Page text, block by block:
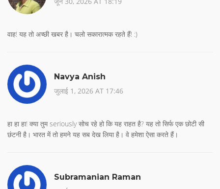
वाह! यह तो अच्छी खबर है। चलो सकारात्मक रहते हैं! :)
Navya Anish
जुलाई 1, 2026 AT 17:46
हा हा हा! क्या तुम seriously सोच रहे हो कि यह राहत है? यह तो सिर्फ एक छोटी सी
छंटनी है। भारत में तो हमने यह सब देख लिया है। वे हमेशा ऐसा करते हैं।
Subramanian Raman